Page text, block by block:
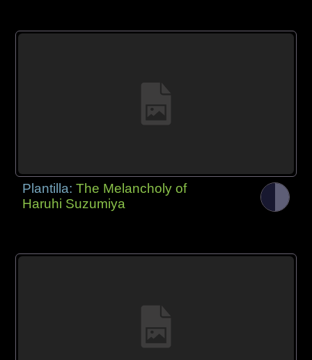
Plantilla:The Melancholy of
Haruhi Suzumiya